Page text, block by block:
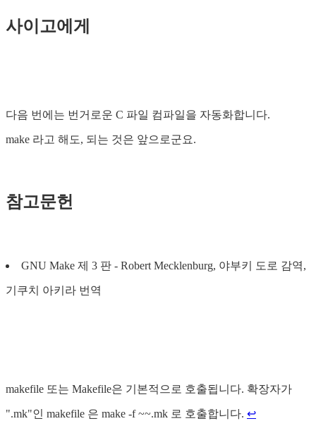
사이고에게
다음 번에는 번거로운 C 파일 컴파일을 자동화합니다.
make 라고 해도, 되는 것은 앞으로군요.
참고문헌
GNU Make 제 3 판 - Robert Mecklenburg, 야부키 도로 감역,
기쿠치 아키라 번역
makefile 또는 Makefile은 기본적으로 호출됩니다. 확장자가
".mk"인 makefile 은 make -f ~~.mk 로 호출합니다. ↩